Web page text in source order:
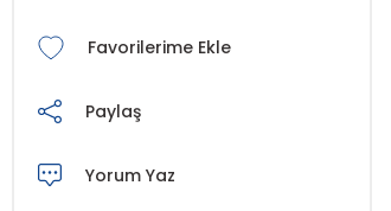
Paylaş
Yorum Yaz